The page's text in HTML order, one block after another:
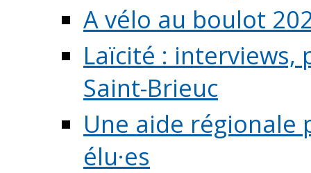
A vélo au boulot
Laïcité :
Saint-Brieuc
Une aide régionale
élu·es